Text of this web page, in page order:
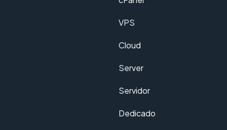
VPS
Cloud
Server
Servidor
Dedicado